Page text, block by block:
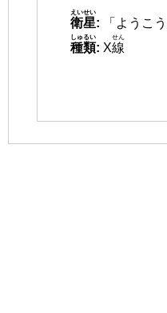
衛星
えいせい
:
「ようこう
種類
しゅるい
: X線
せん